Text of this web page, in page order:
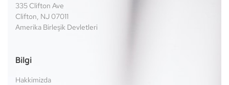
335 Clifton Ave
Clifton, NJ 07011
Amerika Birleşik Devletleri
Bilgi
Hakkimizda